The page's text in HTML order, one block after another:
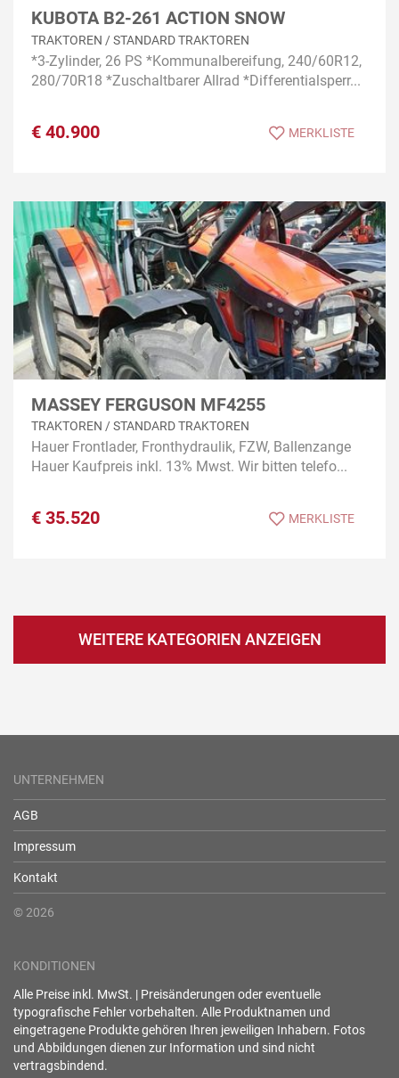
KUBOTA B2-261 ACTION SNOW
TRAKTOREN / STANDARD TRAKTOREN
*3-Zylinder, 26 PS *Kommunalbereifung, 240/60R12,
280/70R18 *Zuschaltbarer Allrad *Differentialsperr...
€ 40.900 MERKLISTE
MASSEY FERGUSON MF4255
TRAKTOREN / STANDARD TRAKTOREN
Hauer Frontlader, Fronthydraulik, FZW, Ballenzange
Hauer Kaufpreis inkl. 13% Mwst. Wir bitten telefo...
€ 35.520 MERKLISTE
WEITERE KATEGORIEN ANZEIGEN
UNTERNEHMEN
AGB
Impressum
Kontakt
© 2026
KONDITIONEN
Alle Preise inkl. MwSt. | Preisänderungen oder eventuelle
typografische Fehler vorbehalten. Alle Produktnamen und
eingetragene Produkte gehören Ihren jeweiligen Inhabern. Fotos
und Abbildungen dienen zur Information und sind nicht
vertragsbindend.